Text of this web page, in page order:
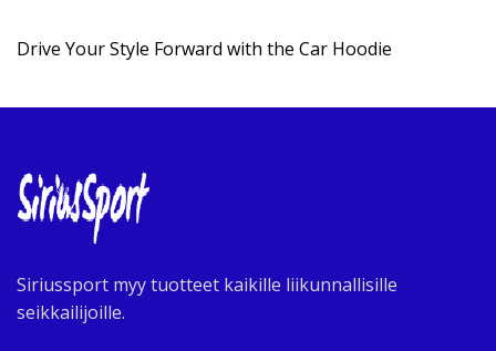
Drive Your Style Forward with the Car Hoodie
Siriussport myy tuotteet kaikille liikunnallisille
seikkailijoille.